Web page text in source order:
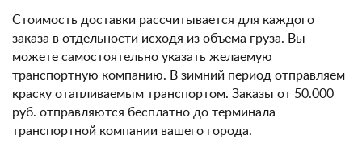
Стоимость доставки рассчитывается для каждого
заказа в отдельности исходя из объема груза. Вы
можете самостоятельно указать желаемую
транспортную компанию. В зимний период отправляем
краску отапливаемым транспортом. Заказы от 50.000
руб. отправляются бесплатно до терминала
транспортной компании вашего города.